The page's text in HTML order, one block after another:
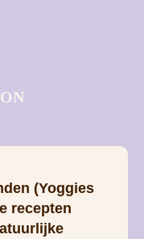
(Yoggies
recepten